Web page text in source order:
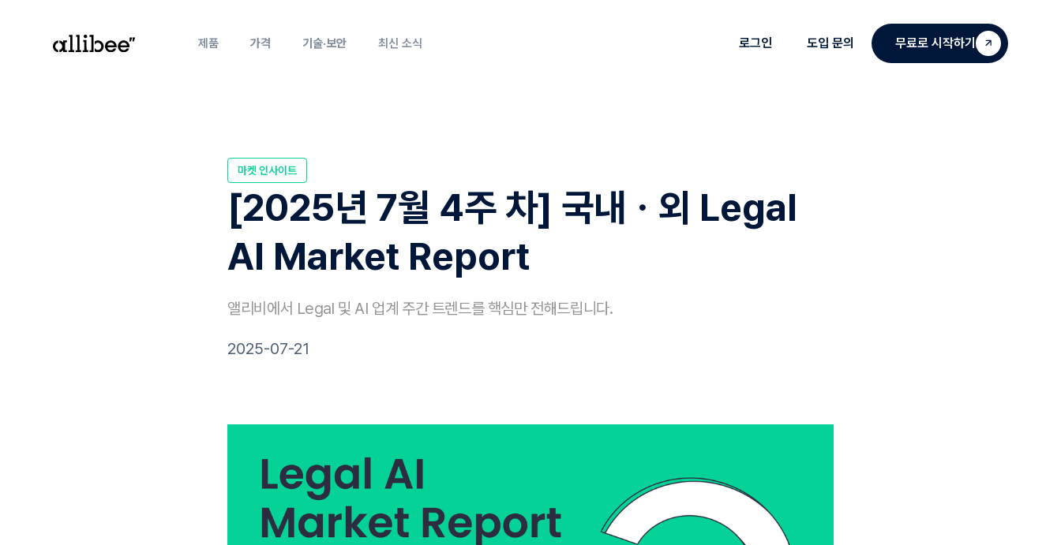
제품 가격 기술·보안 최신 소식 로그인 도입 문의 무료로 시작하기
마켓 인사이트
[2025년 7월 4주 차] 국내ㆍ외 Legal
AI Market Report
앨리비에서 Legal 및 AI 업계 주간 트렌드를 핵심만 전해드립니다.
2025-07-21